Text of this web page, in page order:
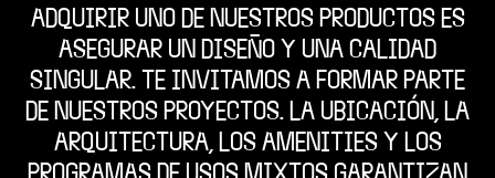
ADQUIRIR UNO DE NUESTROS PRODUCTOS ES
ASEGURAR UN DISEÑO Y UNA CALIDAD
SINGULAR. TE INVITAMOS A FORMAR PARTE
DE NUESTROS PROYECTOS. LA UBICACIÓN, LA
ARQUITECTURA, LOS AMENITIES Y LOS